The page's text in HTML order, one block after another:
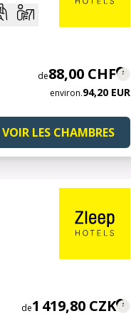
de88,00 CHF
environ.94,20 EUR
VOIR LES CHAMBRES
de1 419,80 CZK